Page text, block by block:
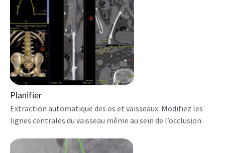
Planifier
Extraction automatique des os et vaisseaux. Modifiez les
lignes centrales du vaisseau même au sein de l’occlusion.